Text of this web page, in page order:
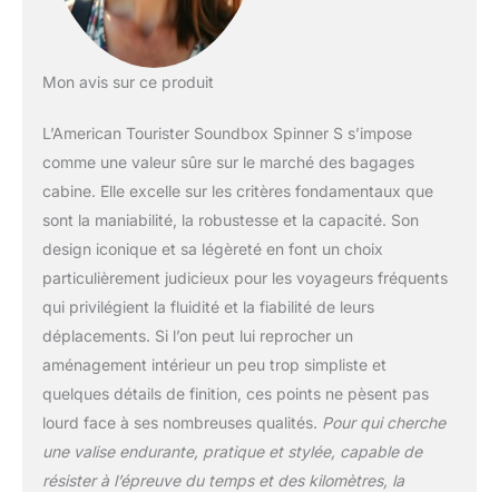
Mon avis sur ce produit
L’American Tourister Soundbox Spinner S s’impose
comme une valeur sûre sur le marché des bagages
cabine. Elle excelle sur les critères fondamentaux que
sont la maniabilité, la robustesse et la capacité. Son
design iconique et sa légèreté en font un choix
particulièrement judicieux pour les voyageurs fréquents
qui privilégient la fluidité et la fiabilité de leurs
déplacements. Si l’on peut lui reprocher un
aménagement intérieur un peu trop simpliste et
quelques détails de finition, ces points ne pèsent pas
lourd face à ses nombreuses qualités. Pour qui cherche
une valise endurante, pratique et stylée, capable de
résister à l’épreuve du temps et des kilomètres, la